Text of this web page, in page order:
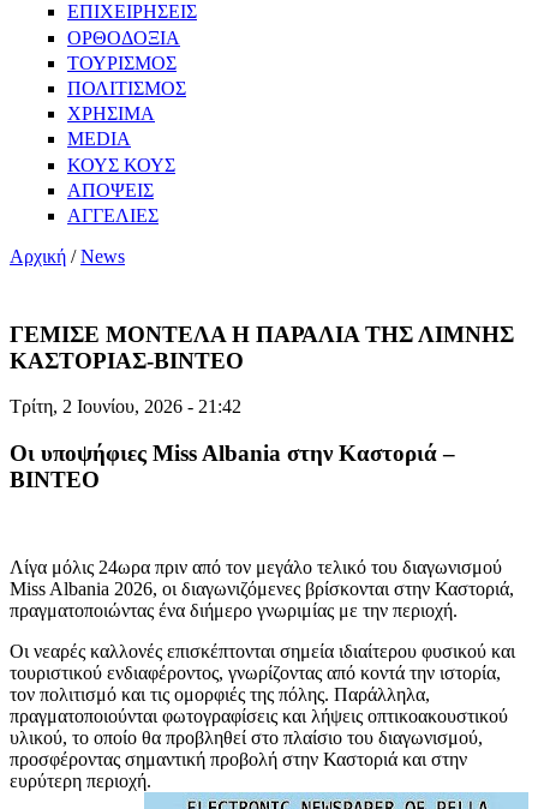
ΕΠΙΧΕΙΡΗΣΕΙΣ
ΟΡΘΟΔΟΞΙΑ
ΤΟΥΡΙΣΜΟΣ
ΠΟΛΙΤΙΣΜΟΣ
ΧΡΗΣΙΜΑ
MEDIA
ΚΟΥΣ ΚΟΥΣ
ΑΠΟΨΕΙΣ
ΑΓΓΕΛΙΕΣ
Αρχική /News
ΓΕΜΙΣΕ ΜΟΝΤΕΛΑ Η ΠΑΡΑΛΙΑ ΤΗΣ ΛΙΜΝΗΣ
ΚΑΣΤΟΡΙΑΣ-ΒΙΝΤΕΟ
Τρίτη, 2 Ιουνίου, 2026 - 21:42
Οι υποψήφιες Miss Albania στην Καστοριά –
ΒΙΝΤΕΟ
Λίγα μόλις 24ωρα πριν από τον μεγάλο τελικό του διαγωνισμού
Miss Albania 2026, οι διαγωνιζόμενες βρίσκονται στην Καστοριά,
πραγματοποιώντας ένα διήμερο γνωριμίας με την περιοχή.
Οι νεαρές καλλονές επισκέπτονται σημεία ιδιαίτερου φυσικού και
τουριστικού ενδιαφέροντος, γνωρίζοντας από κοντά την ιστορία,
τον πολιτισμό και τις ομορφιές της πόλης. Παράλληλα,
πραγματοποιούνται φωτογραφίσεις και λήψεις οπτικοακουστικού
υλικού, το οποίο θα προβληθεί στο πλαίσιο του διαγωνισμού,
προσφέροντας σημαντική προβολή στην Καστοριά και στην
ευρύτερη περιοχή.